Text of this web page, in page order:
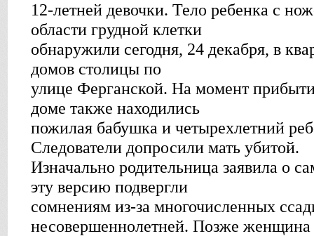
12-летней девочки. Тело ребенка с
области грудной клетки
обнаружили сегодня, 24 декабря, в
домов столицы по
улице Ферганской. На момент
доме также находились
пожилая бабушка и четырехлетний
Следователи допросили мать убитой.
Изначально родительница заявила о
эту версию подвергли
сомнениям из-за многочисленных
несовершеннолетней. Позже женщина